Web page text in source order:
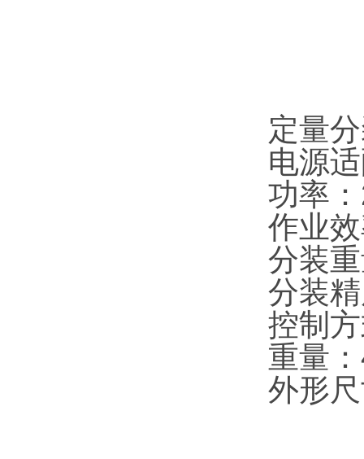
定量
电源
功率
作业
分装
分装
控制
重量
外形